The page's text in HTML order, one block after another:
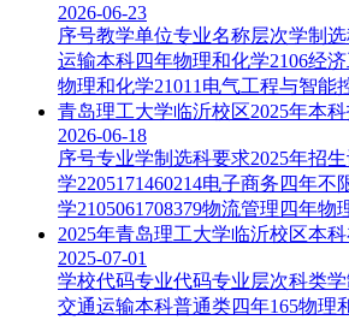
2026-06-23
序号教学单位专业名称层次学制
运输本科四年物理和化学2106经
物理和化学21011电气工程与智能
青岛理工大学临沂校区2025年本
2026-06-18
序号专业学制选科要求2025年招
学2205171460214电子商务四年不
学2105061708379物流管理四年物
2025年青岛理工大学临沂校区本
2025-07-01
学校代码专业代码专业层次科类
交通运输本科普通类四年165物理